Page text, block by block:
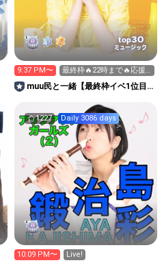
top30
ミュージック
9:37 PM〜
最終枠🔥22時まで🔥応援
お願いします😭
muu民と一緒【最終枠イベ1位目
1227 Daily 3086 days
10:09 PM〜 Live!